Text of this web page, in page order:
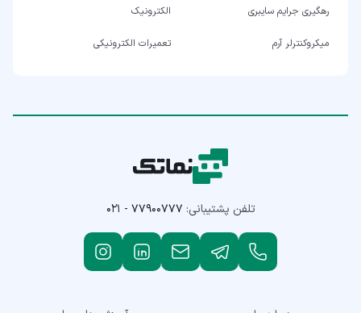
رهگیری جرایم سایبری الکترونیک
میکروکنترلر آرم تعمیرات الکترونیکی
تلفن پشتیبانی: ۰۲۱ - ۷۷۹۰۰۷۷۷